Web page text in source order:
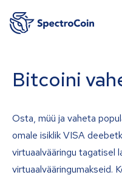
Bitcoini
Osta, müü ja vaheta
omale isiklik VISA
virtuaalvääringu tagatisel
virtuaalvääringumakseid.